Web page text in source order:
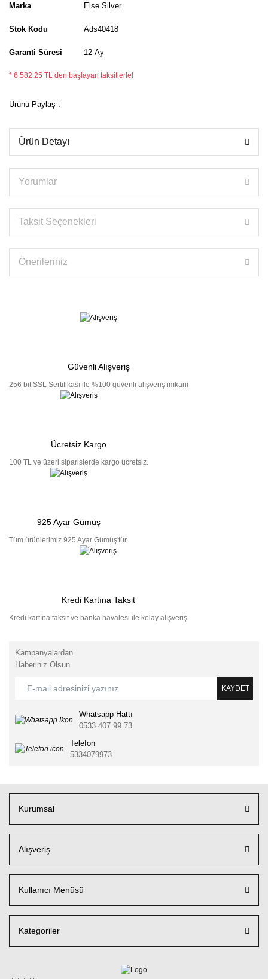
Marka Else Silver
Stok Kodu Ads40418
Garanti Süresi 12 Ay
* 6.582,25 TL den başlayan taksitlerle!
Ürünü Paylaş :
Ürün Detayı
Yorumlar
Taksit Seçenekleri
Önerileriniz
Güvenli Alışveriş
256 bit SSL Sertifikası ile %100 güvenli alışveriş imkanı
Ücretsiz Kargo
100 TL ve üzeri siparişlerde kargo ücretsiz.
925 Ayar Gümüş
Tüm ürünlerimiz 925 Ayar Gümüş'tür.
Kredi Kartına Taksit
Kredi kartına taksit ve banka havalesi ile kolay alışveriş
Kampanyalardan
Haberiniz Olsun
KAYDET
Whatsapp Hattı
0533 407 99 73
Telefon
5334079973
Kurumsal
Alışveriş
Kullanıcı Menüsü
Kategoriler